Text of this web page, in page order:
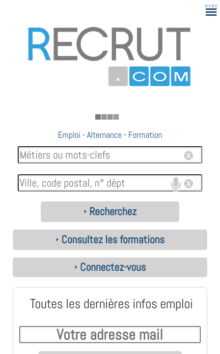
183
Emploi -Alternance - Formation
Recherchez
Consultez les formations
Connectez-vous
Toutes les dernières infos emploi